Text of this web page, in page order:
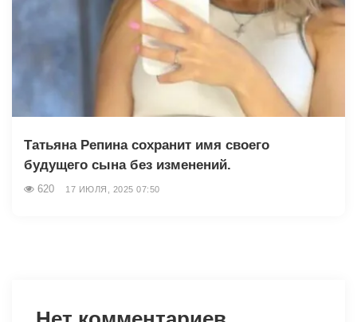
Татьяна Репина сохранит имя своего
будущего сына без изменений.
620 17 ИЮЛЯ, 2025 07:50